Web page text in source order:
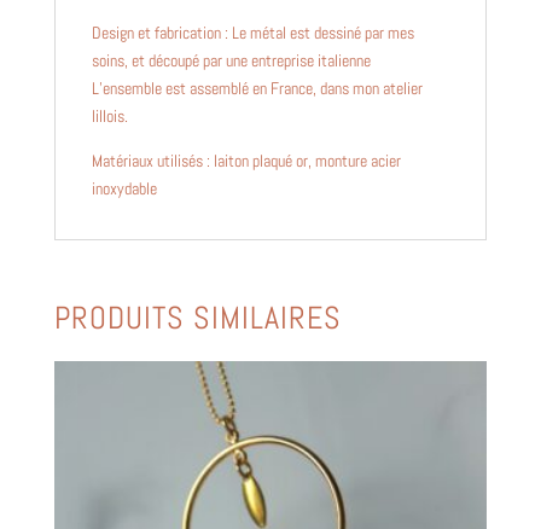
Design et fabrication : Le métal est dessiné par mes
soins, et découpé par une entreprise italienne
L’ensemble est assemblé en France, dans mon atelier
lillois.
Matériaux utilisés : laiton plaqué or, monture acier
inoxydable
PRODUITS SIMILAIRES